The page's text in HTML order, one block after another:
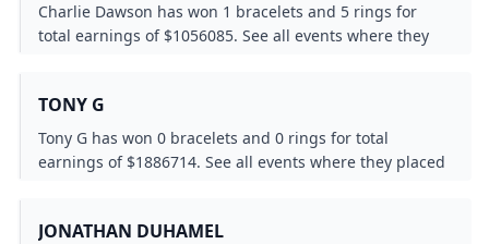
Charlie Dawson has won 1 bracelets and 5 rings for
total earnings of $1056085. See all events where they
TONY G
Tony G has won 0 bracelets and 0 rings for total
earnings of $1886714. See all events where they placed
JONATHAN DUHAMEL